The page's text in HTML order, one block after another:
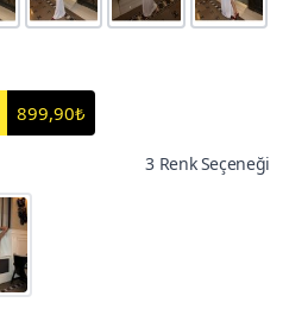
899,90₺
3 Renk Seçeneği